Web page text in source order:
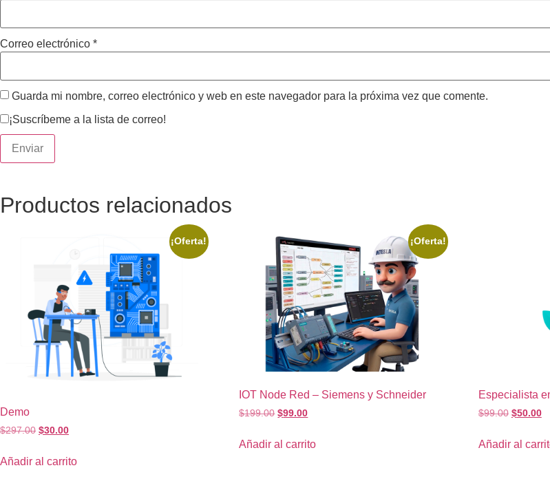
Correo electrónico *
Guarda mi nombre, correo electrónico y web en este navegador para la próxima vez que comente.
¡Suscríbeme a la lista de correo!
Productos relacionados
¡Oferta!
Demo
$297.00 $30.00
Añadir al carrito
¡Oferta!
IOT Node Red – Siemens y Schneider
$199.00 $99.00
Añadir al carrito
Especialista
$99.00 $50.00
Añadir al